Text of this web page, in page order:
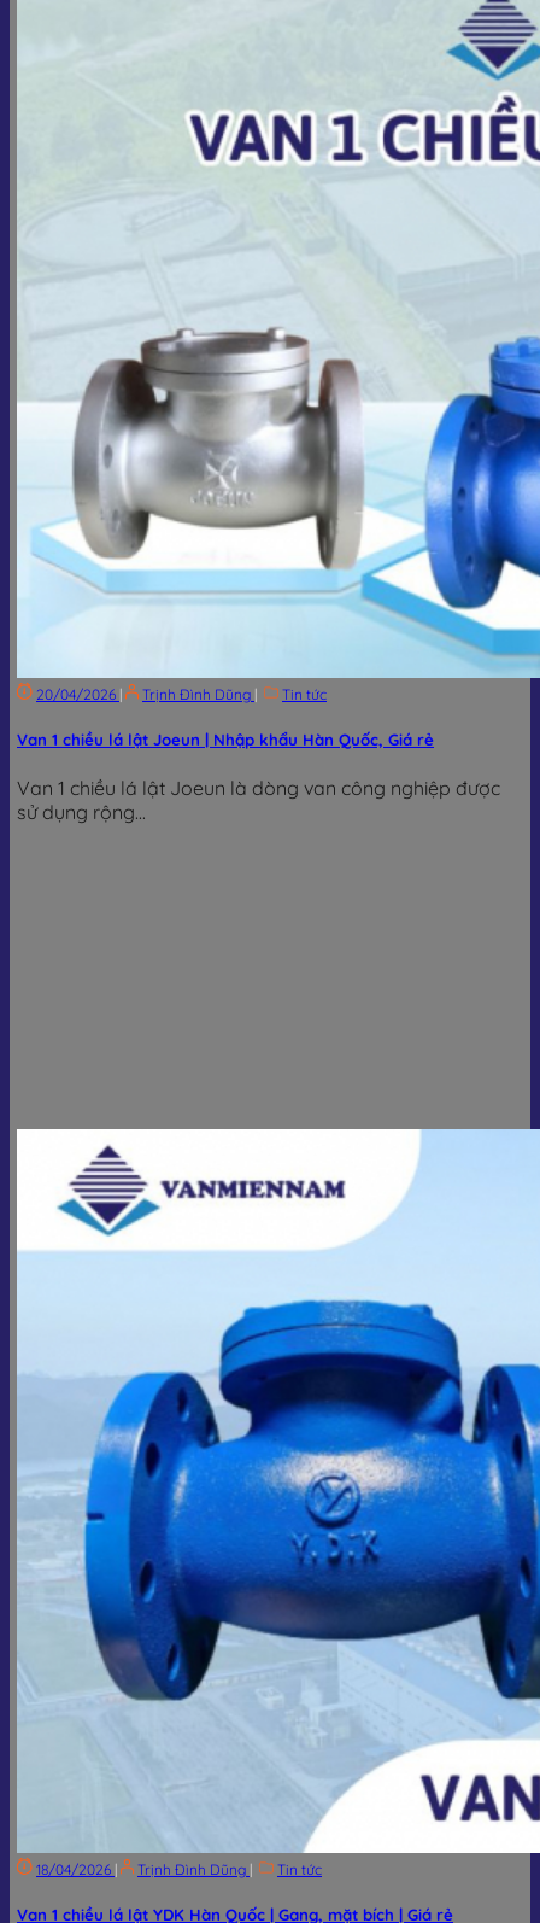
20/04/2026 | Trịnh Đình Dũng | Tin tức
Van 1 chiều lá lật Joeun | Nhập khẩu Hàn Quốc, Giá rẻ
Van 1 chiều lá lật Joeun là dòng van công nghiệp được
sử dụng rộng...
18/04/2026 | Trịnh Đình Dũng | Tin tức
Van 1 chiều lá lật YDK Hàn Quốc | Gang, mặt bích | Giá rẻ